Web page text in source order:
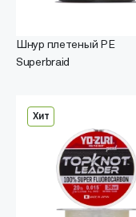
Шнур плетеный PE
Superbraid
Хит